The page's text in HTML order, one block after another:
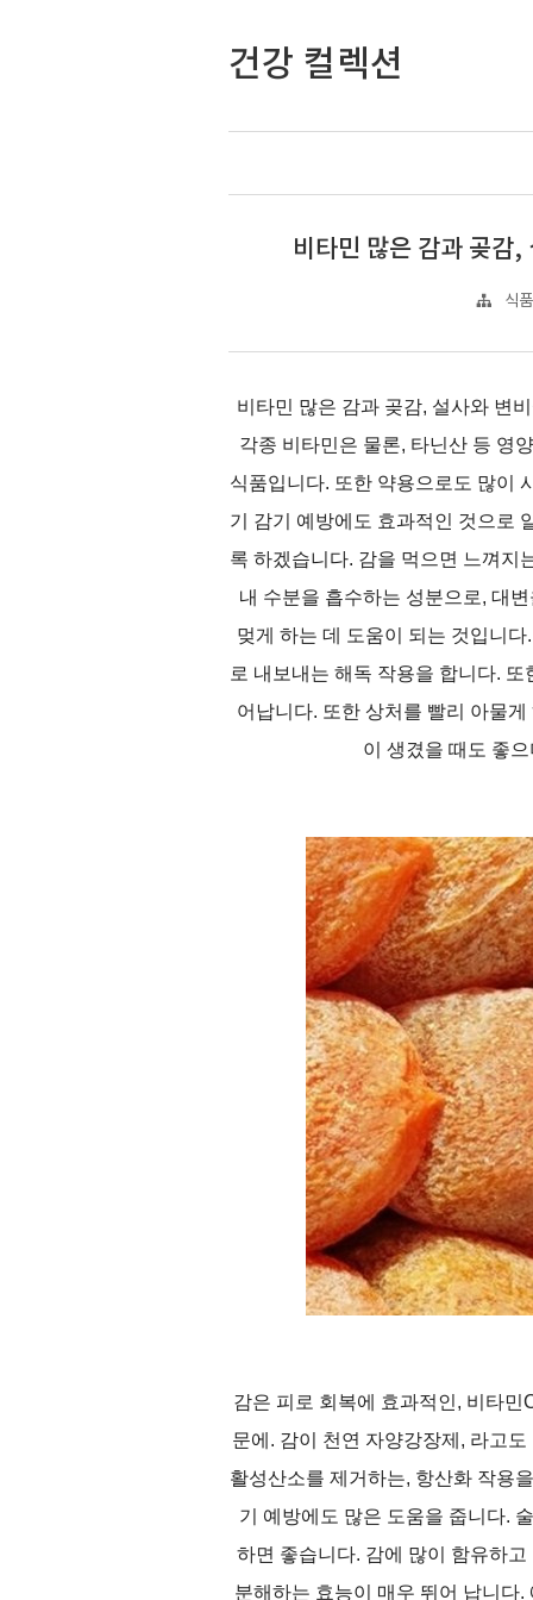
건강 컬렉션
비타민 많은 감과 곶감,
식
비타민 많은 감과 곶감, 설사와 변
각종 비타민은 물론, 타닌산 등 영
식품입니다. 또한 약용으로도 많이
기 감기 예방에도 효과적인 것으로
록 하겠습니다. 감을 먹으면 느껴지
내 수분을 흡수하는 성분으로, 대
멎게 하는 데 도움이 되는 것입니
로 내보내는 해독 작용을 합니다.
어납니다. 또한 상처를 빨리 아물
이 생겼을 때도 좋
감은 피로 회복에 효과적인, 비타
문에. 감이 천연 자양강장제, 라고
활성산소를 제거하는, 항산화 작용
기 예방에도 많은 도움을 줍니다.
하면 좋습니다. 감에 많이 함유하
분해하는 효능이 매우 뛰어 납니다.